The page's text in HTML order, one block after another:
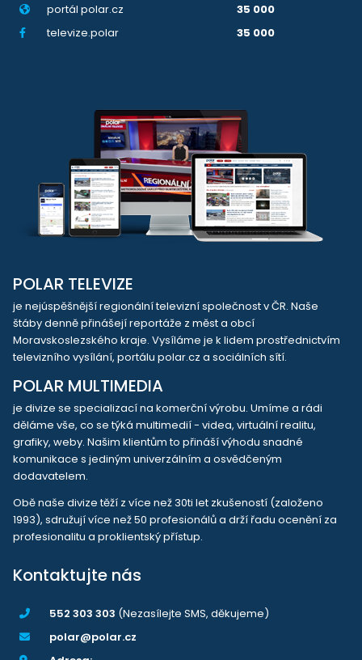
portál polar.cz
35 000
televize.polar
35 000
POLAR TELEVIZE
je nejúspěšnější regionální televizní společnost v ČR. Naše
štáby denně přinášejí reportáže z měst a obcí
Moravskoslezského kraje. Vysíláme je k lidem prostřednictvím
televizního vysílání, portálu polar.cz a sociálních sítí.
POLAR MULTIMEDIA
je divize se specializací na komerční výrobu. Umíme a rádi
děláme vše, co se týká multimedií - videa, virtuální realitu,
grafiky, weby. Našim klientům to přináší výhodu snadné
komunikace s jediným univerzálním a osvědčeným
dodavatelem.
Obě naše divize těží z více než 30ti let zkušeností (založeno
1993), sdružují více než 50 profesionálů a drží řadu ocenění za
profesionalitu a proklientský přístup.
Kontaktujte nás
552 303 303 (Nezasílejte SMS, děkujeme)
polar@polar.cz